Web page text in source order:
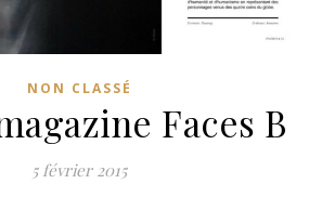
NON CLASSÉ
Faces B
5 février 2015